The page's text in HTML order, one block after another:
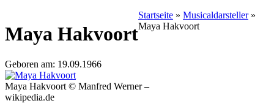
Maya Hakvoort
Geboren am: 19.09.1966
Startseite » Musicaldarsteller»
Maya Hakvoort
Maya Hakvoort © Manfred Werner –
wikipedia.de